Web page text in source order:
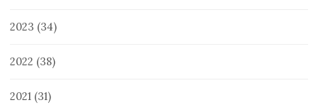
2023 (34)
2022 (38)
2021 (31)